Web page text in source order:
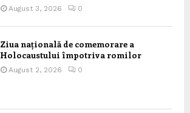
August 3, 2026 0
Ziua națională de comemorare a
Holocaustului împotriva romilor
August 2, 2026 0